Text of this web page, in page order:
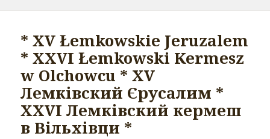
* XV Łemkowskie Jeruzalem
* XXVI Łemkowski Kermesz
w Olchowcu * XV
Лемківский Єрусалим *
XXVI Лемківский кeрмеш
в Вільхівци *